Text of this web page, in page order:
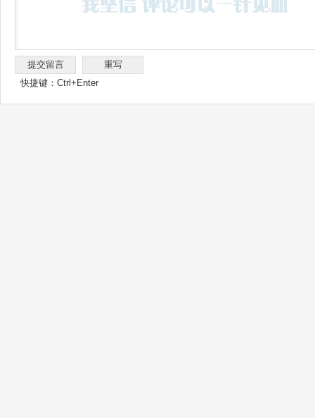
快捷键：Ctrl+Enter